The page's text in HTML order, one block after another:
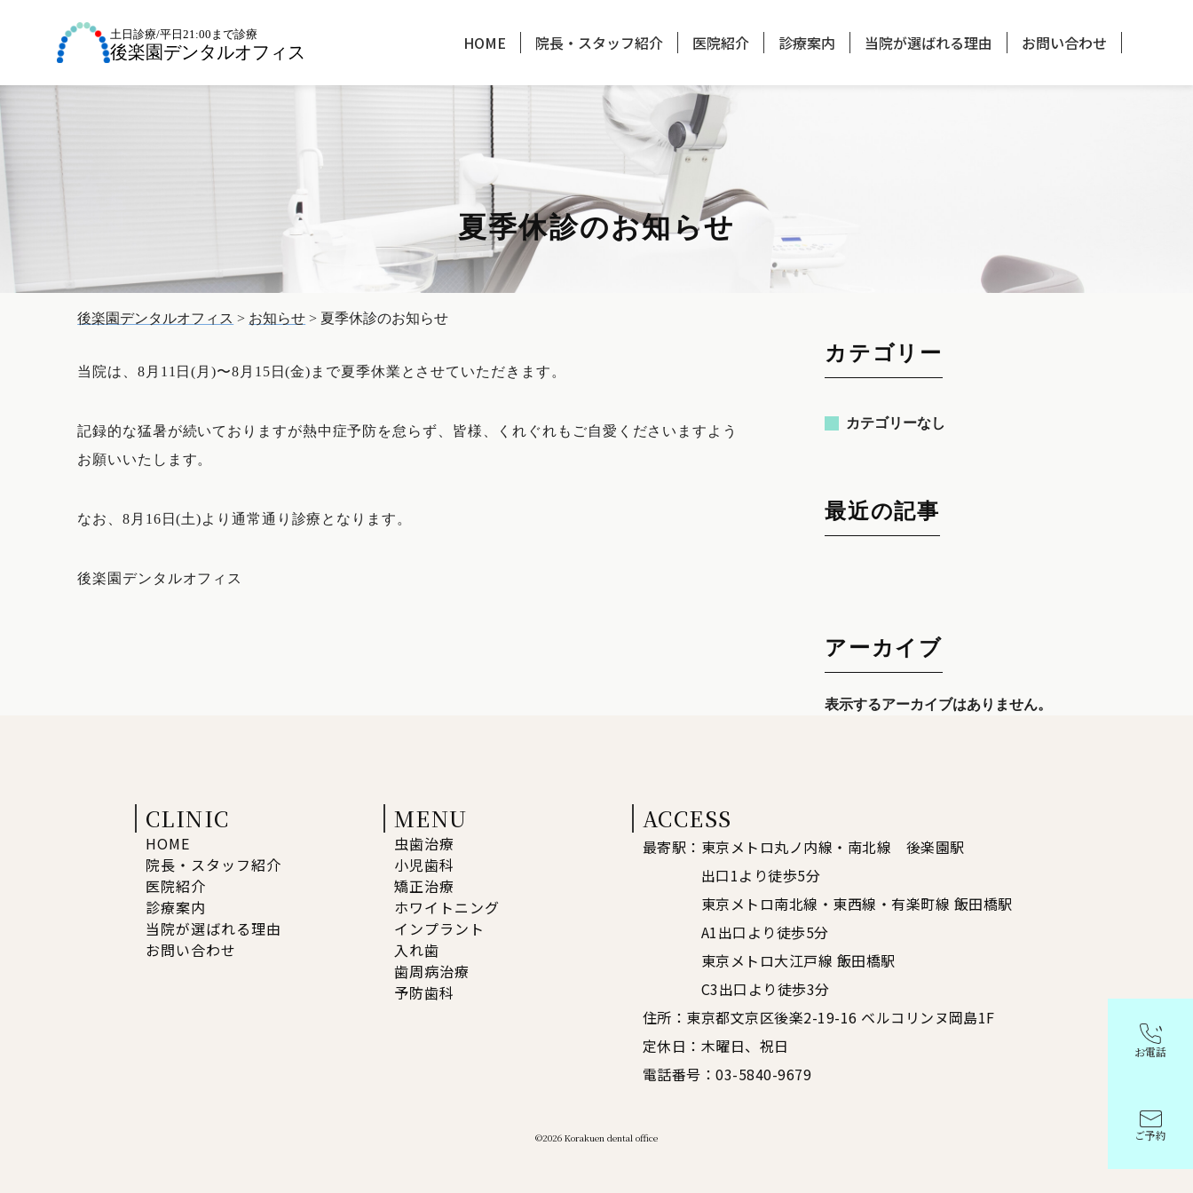
HOME 院長・スタッフ紹介 医院紹介 診療案内 当院が選ばれる理由 お問い合わせ
夏季休診のお知らせ
後楽園デンタルオフィス > お知らせ > 夏季休診のお知らせ
当院は、8月11日(月)〜8月15日(金)まで夏季休業とさせていただきます。
記録的な猛暑が続いておりますが熱中症予防を怠らず、皆様、くれぐれもご自愛くださいますよう
お願いいたします。
なお、8月16日(土)より通常通り診療となります。
後楽園デンタルオフィス
カテゴリー
カテゴリーなし
最近の記事
アーカイブ
表示するアーカイブはありません。
お電話
ご予約
CLINIC
HOME
院長・スタッフ紹介
医院紹介
診療案内
当院が選ばれる理由
お問い合わせ
MENU
虫歯治療
小児歯科
矯正治療
ホワイトニング
インプラント
入れ歯
歯周病治療
予防歯科
ACCESS
最寄駅： 東京メトロ丸ノ内線・南北線 後楽園駅
出口1より徒歩5分
東京メトロ南北線・東西線・有楽町線 飯田橋駅
A1出口より徒歩5分
東京メトロ大江戸線 飯田橋駅
C3出口より徒歩3分
住所： 東京都文京区後楽2-19-16 ベルコリンヌ岡島1F
定休日： 木曜日、祝日
電話番号：03-5840-9679
©︎2026 Korakuen dental office